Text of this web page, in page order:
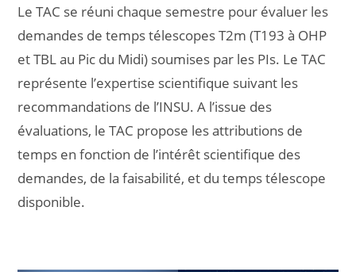
Le TAC se réuni chaque semestre pour évaluer les
demandes de temps télescopes T2m (T193 à OHP
et TBL au Pic du Midi) soumises par les PIs. Le TAC
représente l’expertise scientifique suivant les
recommandations de l’INSU. A l’issue des
évaluations, le TAC propose les attributions de
temps en fonction de l’intérêt scientifique des
demandes, de la faisabilité, et du temps télescope
disponible.